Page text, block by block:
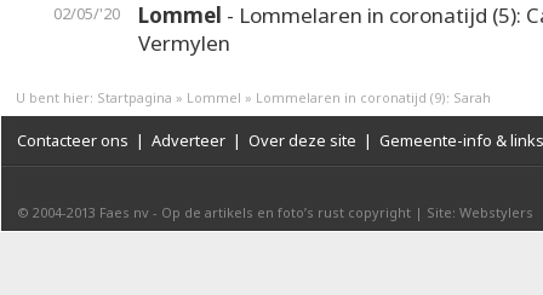
02/05/'20 Lommel - Lommelaren in coronatijd (5):
Vermylen
U bent hier: Startpagina » Lommel » Lommelaren in coronatijd (9): Sarah
Contacteer ons | Adverteer | Over deze site | Gemeente-info & links
© 2004-2013 Faes nv - Op de artikels en foto’s rust copyright | Site: Webstylers